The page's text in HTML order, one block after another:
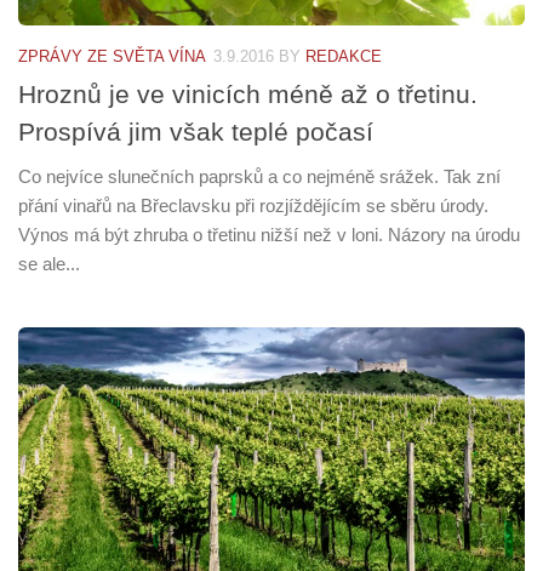
ZPRÁVY ZE SVĚTA VÍNA 3.9.2016 BY REDAKCE
Hroznů je ve vinicích méně až o třetinu.
Prospívá jim však teplé počasí
Co nejvíce slunečních paprsků a co nejméně srážek. Tak zní
přání vinařů na Břeclavsku při rozjíždějícím se sběru úrody.
Výnos má být zhruba o třetinu nižší než v loni. Názory na úrodu
se ale...